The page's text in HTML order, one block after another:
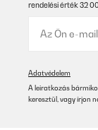
rendelési érték 32
Adatvédelem
A leiratkozás
keresztül, vagy írjon